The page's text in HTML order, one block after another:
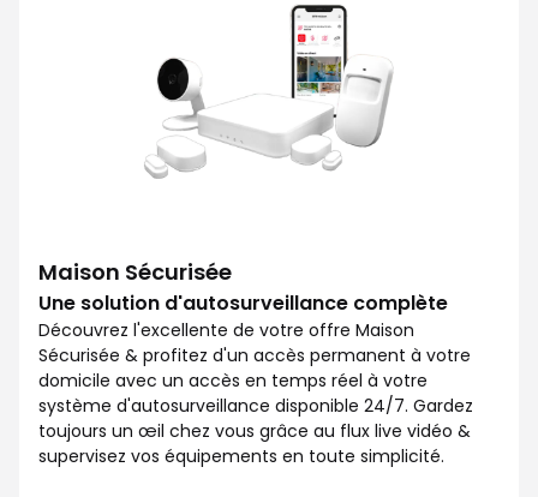
Maison Sécurisée
Une solution d'autosurveillance complète
Découvrez l'excellente de votre offre Maison
Sécurisée & profitez d'un accès permanent à votre
domicile avec un accès en temps réel à votre
système d'autosurveillance disponible 24/7. Gardez
toujours un œil chez vous grâce au flux live vidéo &
supervisez vos équipements en toute simplicité.